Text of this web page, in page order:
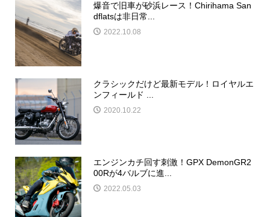
爆音で旧車が砂浜レース！Chirihama San
dflatsは非日常...
2022.10.08
クラシックだけど最新モデル！ロイヤルエ
ンフィールド ...
2020.10.22
エンジンカチ回す刺激！GPX DemonGR2
00Rが4バルブに進...
2022.05.03